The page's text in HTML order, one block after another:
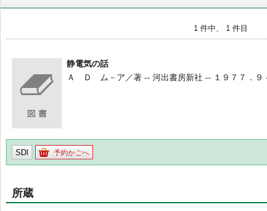
1 件中、 1 件目
静電気の話
Ａ Ｄ ム－ア／著 -- 河出書房新社 -- １９７７．９
SDI 予約かごへ
所蔵